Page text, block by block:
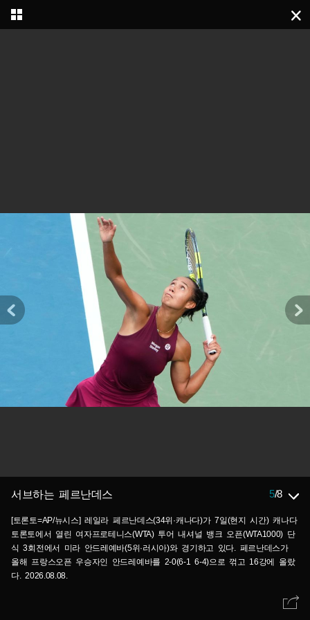
서브하는 페르난데스 5/8
[토론토=AP/뉴시스] 레일라 페르난데스(34위·캐나다)가 7일(현지 시간) 캐나다
토론토에서 열린 여자프로테니스(WTA) 투어 내셔널 뱅크 오픈(WTA1000) 단
식 3회전에서 미라 안드레예바(5위·러시아)와 경기하고 있다. 페르난데스가
올해 프랑스오픈 우승자인 안드레예바를 2-0(6-1 6-4)으로 꺾고 16강에 올랐
다. 2026.08.08.